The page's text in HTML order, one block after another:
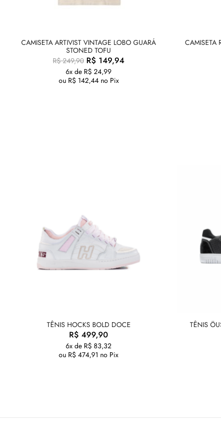
CAMISETA ARTIVIST VINTAGE LOBO GUARÁ
STONED TOFU
R$249,90 R$ 149,94
6x de R$ 24,99
ou R$142,44 no Pix
CAMISETA
TÊNIS HOCKS BOLD DOCE
R$ 499,90
6x de R$ 83,32
ou R$ 474,91 no Pix
TÊNIS